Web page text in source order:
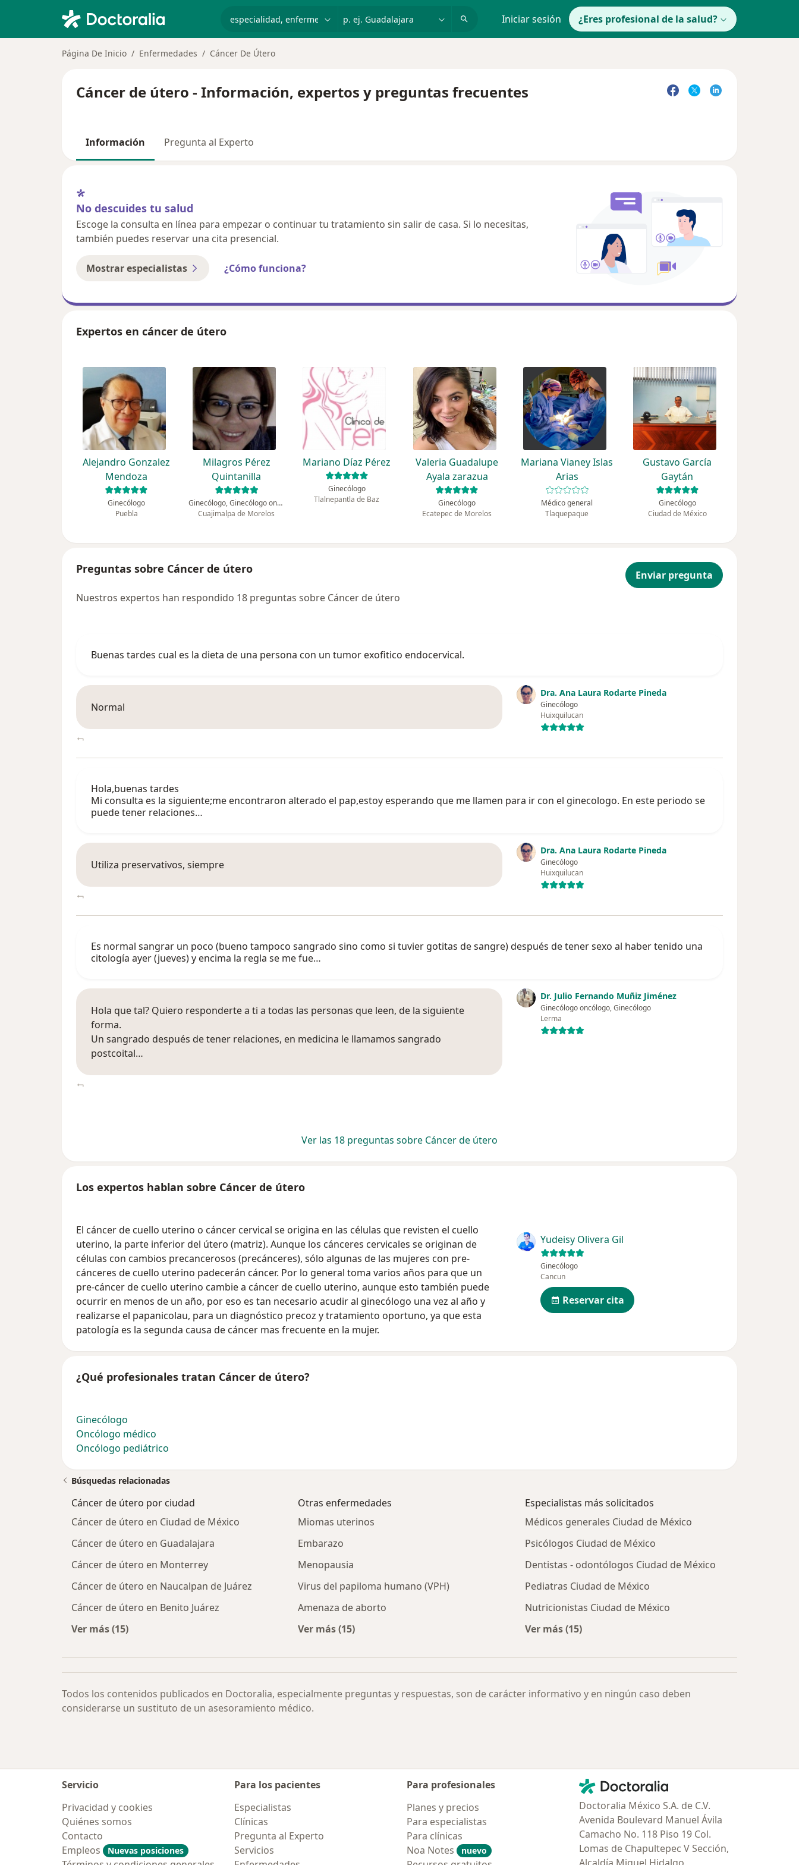
Iniciar sesión ¿Eres profesional de la salud?
Página De Inicio Enfermedades Cáncer De Útero
Cáncer de útero - Información, expertos y preguntas frecuentes
Información Pregunta al Experto
No descuides tu salud
Escoge la consulta en línea para empezar o continuar tu tratamiento sin salir de casa. Si lo necesitas,
también puedes reservar una cita presencial.
Mostrar especialistas ¿Cómo funciona?
Expertos en cáncer de útero
Alejandro Gonzalez
Mendoza
Ginecólogo
Puebla
Milagros Pérez
Quintanilla
Ginecólogo, Ginecólogo oncólogo
Cuajimalpa de Morelos
Mariano Díaz Pérez
Ginecólogo
Tlalnepantla de Baz
Valeria Guadalupe
Ayala zarazua
Ginecólogo
Ecatepec de Morelos
Mariana Vianey Islas
Arias
Médico general
Tlaquepaque
Gustavo García
Gaytán
Ginecólogo
Ciudad de México
Preguntas sobre Cáncer de útero
Enviar pregunta
Nuestros expertos han respondido 18 preguntas sobre Cáncer de útero
Buenas tardes cual es la dieta de una persona con un tumor exofitico endocervical.
Dra. Ana Laura Rodarte Pineda
Ginecólogo
Huixquilucan
Normal
Hola,buenas tardes
Mi consulta es la siguiente;me encontraron alterado el pap,estoy esperando que me llamen para ir con el ginecologo. En este periodo se
puede tener relaciones…
Dra. Ana Laura Rodarte Pineda
Ginecólogo
Huixquilucan
Utiliza preservativos, siempre
Es normal sangrar un poco (bueno tampoco sangrado sino como si tuvier gotitas de sangre) después de tener sexo al haber tenido una
citología ayer (jueves) y encima la regla se me fue…
Dr. Julio Fernando Muñiz Jiménez
Ginecólogo oncólogo, Ginecólogo
Lerma
Hola que tal? Quiero responderte a ti a todas las personas que leen, de la siguiente
forma.
Un sangrado después de tener relaciones, en medicina le llamamos sangrado
postcoital…
Ver las 18 preguntas sobre Cáncer de útero
Los expertos hablan sobre Cáncer de útero
El cáncer de cuello uterino o cáncer cervical se origina en las células que revisten el cuello
uterino, la parte inferior del útero (matriz). Aunque los cánceres cervicales se originan de
células con cambios precancerosos (precánceres), sólo algunas de las mujeres con pre-
cánceres de cuello uterino padecerán cáncer. Por lo general toma varios años para que un
pre-cáncer de cuello uterino cambie a cáncer de cuello uterino, aunque esto también puede
ocurrir en menos de un año, por eso es tan necesario acudir al ginecólogo una vez al año y
realizarse el papanicolau, para un diagnóstico precoz y tratamiento oportuno, ya que esta
patología es la segunda causa de cáncer mas frecuente en la mujer.
Yudeisy Olivera Gil
Ginecólogo
Cancun
Reservar cita
¿Qué profesionales tratan Cáncer de útero?
Ginecólogo
Oncólogo médico
Oncólogo pediátrico
Búsquedas relacionadas
Cáncer de útero por ciudad
Cáncer de útero en Ciudad de México
Cáncer de útero en Guadalajara
Cáncer de útero en Monterrey
Cáncer de útero en Naucalpan de Juárez
Cáncer de útero en Benito Juárez
Ver más (15)
Otras enfermedades
Miomas uterinos
Embarazo
Menopausia
Virus del papiloma humano (VPH)
Amenaza de aborto
Ver más (15)
Especialistas más solicitados
Médicos generales Ciudad de México
Psicólogos Ciudad de México
Dentistas - odontólogos Ciudad de México
Pediatras Ciudad de México
Nutricionistas Ciudad de México
Ver más (15)
Todos los contenidos publicados en Doctoralia, especialmente preguntas y respuestas, son de carácter informativo y en ningún caso deben
considerarse un sustituto de un asesoramiento médico.
Servicio
Privacidad y cookies
Quiénes somos
Contacto
Empleos
Nuevas posiciones
Para los pacientes
Especialistas
Clínicas
Pregunta al Experto
Servicios
Para profesionales
Planes y precios
Para especialistas
Para clínicas
Noa Notes
nuevo
Contacto
Doctoralia - Página de inicio
Doctoralia México S.A. de C.V.
Avenida Boulevard Manuel Ávila
Camacho No. 118 Piso 19 Col.
Lomas de Chapultepec V Sección,